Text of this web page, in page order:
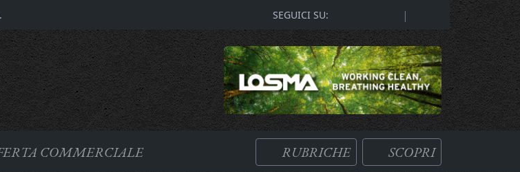
SEGUICI SU: |
COMMERCIALE RUBRICHE SCOPRI